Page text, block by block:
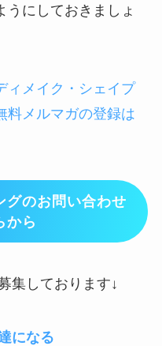
うにしておきましょ
ィメイク・シェイプ
料メルマガの登録は
グのお問い合わせ
から
集しております↓
になる